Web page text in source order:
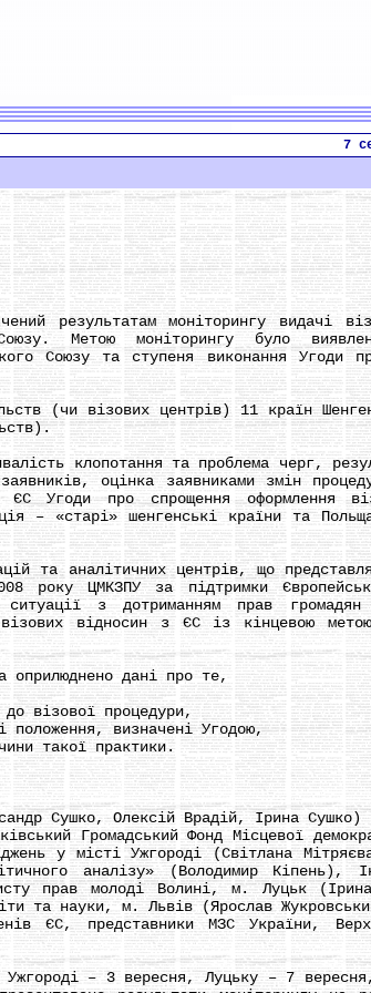
7
результатам моніторингу видачі віз
Метою моніторингу було
Союзу та ступеня виконання Угоди
(чи візових центрів) 11 країн
клопотання та проблема черг,
оцінка заявниками змін
ЄС Угоди про спрощення оформлення
– «старі» шенгенські країни та
та аналітичних центрів, що
року ЦМКЗПУ за підтримки
ситуації з дотриманням прав
відносин з ЄС із кінцевою
оприлюднено дані про те,
візової процедури,
визначені Угодою,
такої практики.
Сушко, Олексій Врадій, Ірина Сушко)
Громадський Фонд Місцевої
у місті Ужгороді (Світлана
аналізу» (Володимир Кіпень),
прав молоді Волині, м. Луцьк
та науки, м. Львів (Ярослав
ЄС, представники МЗС України,
– 3 вересня, Луцьку – 7